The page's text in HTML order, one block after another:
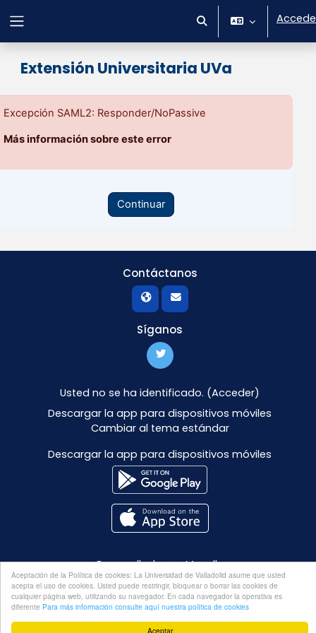
Aceptar
Aceptación de la Política de cookies: La Universidad de Valladolid asume que usted
acepta el uso de cookies. Usted puede restringir, bloquear o borrar las cookies de
cualquier página web, utilizando su navegador. En cada navegador la operativa es
diferente Para más información consulte aquí nuestra política de cookies
Selector de búsqueda
Extensión Universitaria UVa
Excepción SAML2: Responder/NoPassive
Más información sobre este error
Continuar
Contáctanos
Síganos
Usted no se ha identificado. (Acceder)
Descargar la app para dispositivos móviles
Cambiar al tema estándar
Descargar la app para dispositivos móviles
Desarrollado porMoodle